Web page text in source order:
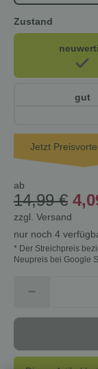
Zustand
gut
Jetzt
ab
14,99 €
zzgl. Versand
nur noch 4
* Der Streichpreis
Neupreis bei Google